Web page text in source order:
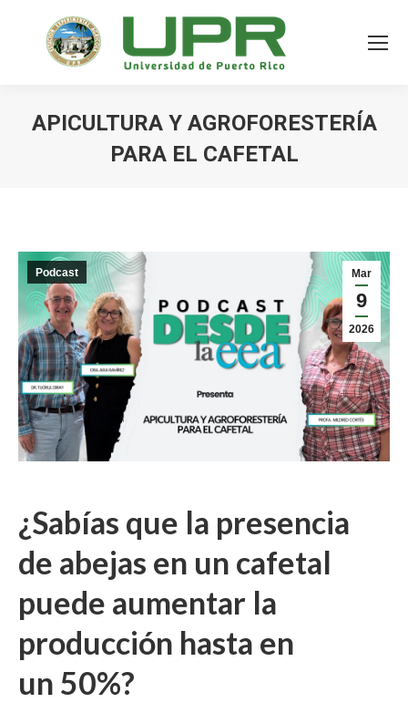
APICULTURA Y AGROFORESTERÍA
PARA EL CAFETAL
Mar
9
2026
Podcast
¿Sabías que la presencia
de abejas en un cafetal
puede aumentar la
producción hasta en
un 50%?